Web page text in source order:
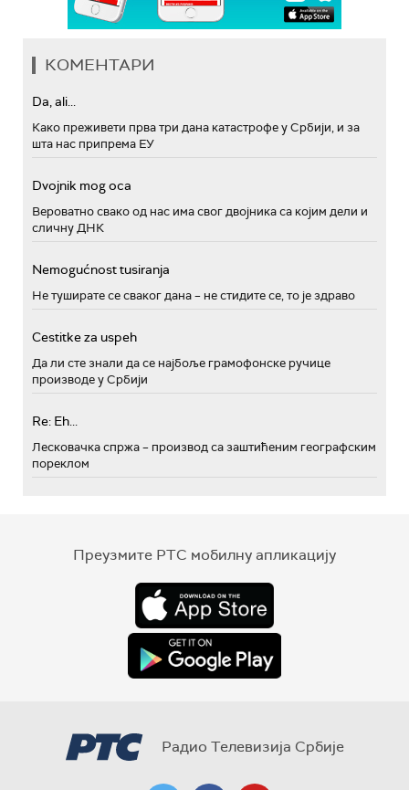
КОМЕНТАРИ
Da, ali...
Како преживети прва три дана катастрофе у Србији, и за
шта нас припрема ЕУ
Dvojnik mog oca
Вероватно свако од нас има свог двојника са којим дели и
сличну ДНК
Nemogućnost tusiranja
Не туширате се сваког дана – не стидите се, то је здраво
Cestitke za uspeh
Да ли сте знали да се најбоље грамофонске ручице
производе у Србији
Re: Eh...
Лесковачка спржа – производ са заштићеним географским
пореклом
Преузмите РТС мобилну апликацију
Радио Телевизија Србије